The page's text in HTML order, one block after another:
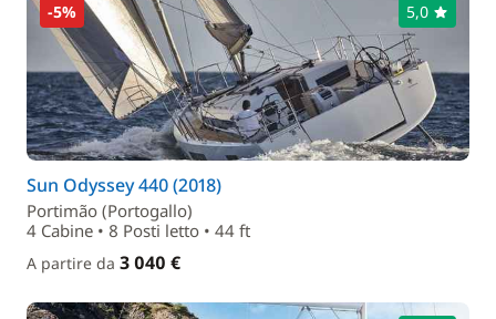
-5% 5,0
Sun Odyssey 440 (2018)
Portimão (Portogallo)
4 Cabine • 8 Posti letto • 44 ft
A partire da 3 040 €